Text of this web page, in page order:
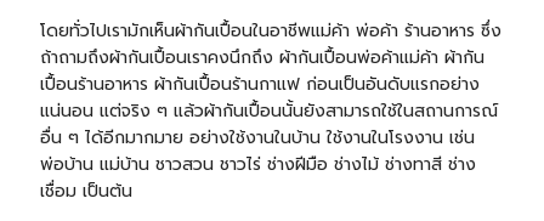
โดยทั่วไปเรามักเห็นผ้ากันเปื้อนในอาชีพแม่ค้า พ่อค้า ร้านอาหาร ซึ่ง
ถ้าถามถึงผ้ากันเปื้อนเราคงนึกถึง ผ้ากันเปื้อนพ่อค้าแม่ค้า ผ้ากัน
เปื้อนร้านอาหาร ผ้ากันเปื้อนร้านกาแฟ ก่อนเป็นอันดับแรกอย่าง
แน่นอน แต่จริง ๆ แล้วผ้ากันเปื้อนนั้นยังสามารถใช้ในสถานการณ์
อื่น ๆ ได้อีกมากมาย อย่างใช้งานในบ้าน ใช้งานในโรงงาน เช่น
พ่อบ้าน แม่บ้าน ชาวสวน ชาวไร่ ช่างฝีมือ ช่างไม้ ช่างทาสี ช่าง
เชื่อม เป็นต้น